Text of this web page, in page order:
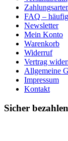
FAQ –
Newsletter
Mein Konto
Warenkorb
Widerruf
Vertrag
Allgemeine
Impressum
Kontakt
Sicher bezahlen